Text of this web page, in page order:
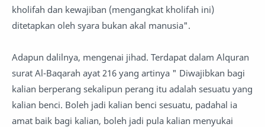
kholifah dan kewajiban (mengangkat kholifah ini)
ditetapkan oleh syara bukan akal manusia".
Adapun dalilnya, mengenai jihad. Terdapat dalam Alquran
surat Al-Baqarah ayat 216 yang artinya " Diwajibkan bagi
kalian berperang sekalipun perang itu adalah sesuatu yang
kalian benci. Boleh jadi kalian benci sesuatu, padahal ia
amat baik bagi kalian, boleh jadi pula kalian menyukai